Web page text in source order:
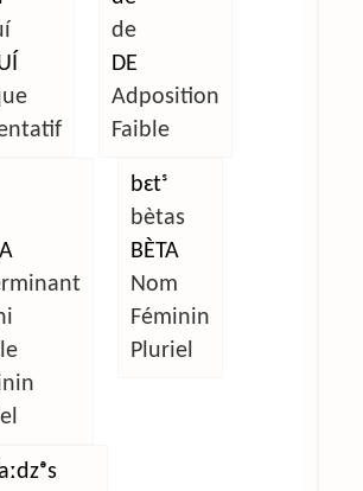
de
DE
Adposition
Faible
bɛtˢ
bètas
BÈTA
Nom
Féminin
Pluriel